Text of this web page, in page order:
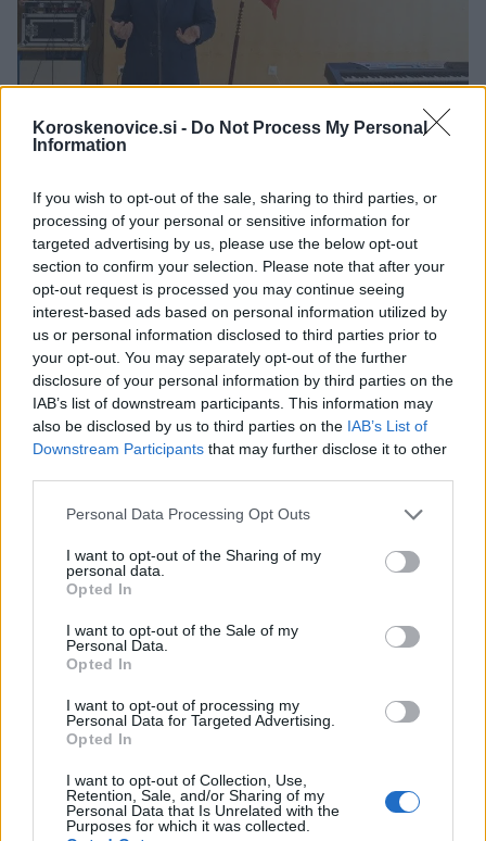
Koroskenovice.si - Do Not Process My Personal
Information
If you wish to opt-out of the sale, sharing to third parties, or
processing of your personal or sensitive information for
targeted advertising by us, please use the below opt-out
section to confirm your selection. Please note that after your
opt-out request is processed you may continue seeing
interest-based ads based on personal information utilized by
us or personal information disclosed to third parties prior to
your opt-out. You may separately opt-out of the further
disclosure of your personal information by third parties on the
IAB’s list of downstream participants. This information may
also be disclosed by us to third parties on the IAB’s List of
Downstream Participants that may further disclose it to other
Please note that this website/app uses one or more Google
not limited to your visit or usage behaviour. You may click to
grant or deny consent to Google and its third-party tags to
use your data for below specified purposes in below Google
consent section.
Personal Data Processing Opt Outs
I want to opt-out of the Sharing of my
personal data.
Opted In
I want to opt-out of the Sale of my
Personal Data.
Opted In
I want to opt-out of processing my
Personal Data for Targeted Advertising.
Opted In
I want to opt-out of Collection, Use,
Retention, Sale, and/or Sharing of my
Personal Data that Is Unrelated with the
Purposes for which it was collected.
Slavnostne prireditve so se udeležili župan
Občine Ravnedr. Tomaž Rožen , podžupanPeter
Stočko,predsednica Koroške zveze društev
upokojencevAlma Kočnik,predsednica Zveze
predstavniki sosednjih društev, predsednica
Vezonik,donatorji in številni člani DU Ravne.
Med prisotnimi je bila najstarejša članica
Ivana Homan, ki bo avgusta praznovala 100.
rojstni dan.
DU Ravne je ob tej priložnosti podelilo članom, ki so
skozi desetletja s svojim delom pomembno prispevali k
uspešnosti društva, številne zahvale in priznanja.Jože